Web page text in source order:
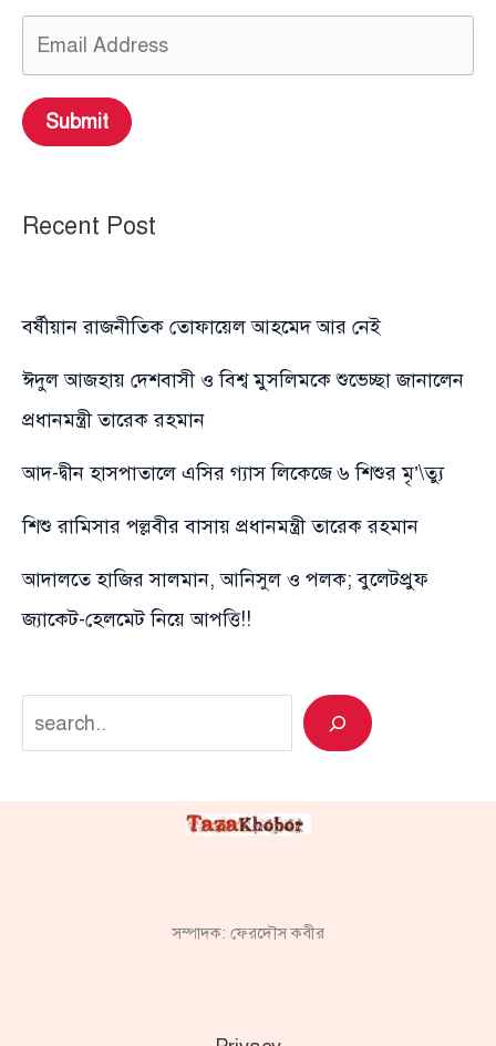
Submit
Recent Post
বর্ষীয়ান রাজনীতিক তোফায়েল আহমেদ আর নেই
ঈদুল আজহায় দেশবাসী ও বিশ্ব মুসলিমকে শুভেচ্ছা জানালেন
প্রধানমন্ত্রী তারেক রহমান
আদ-দ্বীন হাসপাতালে এসির গ্যাস লিকেজে ৬ শিশুর মৃ’\ত্যু
শিশু রামিসার পল্লবীর বাসায় প্রধানমন্ত্রী তারেক রহমান
আদালতে হাজির সালমান, আনিসুল ও পলক; বুলেটপ্রুফ
জ্যাকেট-হেলমেট নিয়ে আপত্তি!!
Search
সম্পাদক: ফেরদৌস কবীর